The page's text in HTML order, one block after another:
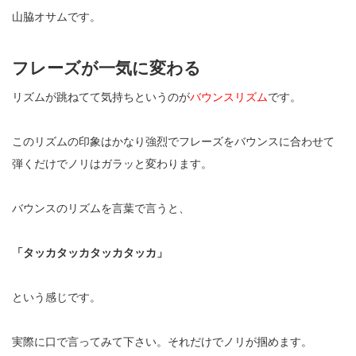
山脇オサムです。
フレーズが一気に変わる
リズムが跳ねてて気持ちというのがバウンスリズムです。
このリズムの印象はかなり強烈でフレーズをバウンスに合わせて
弾くだけでノリはガラッと変わります。
バウンスのリズムを言葉で言うと、
「タッカタッカタッカタッカ」
という感じです。
実際に口で言ってみて下さい。それだけでノリが掴めます。